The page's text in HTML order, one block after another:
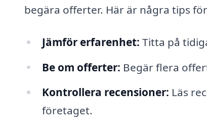
begära offerter. Här är några tips
Jämför erfarenhet: Titta på
Be om offerter: Begär flera
Kontrollera recensioner: Läs
företaget.